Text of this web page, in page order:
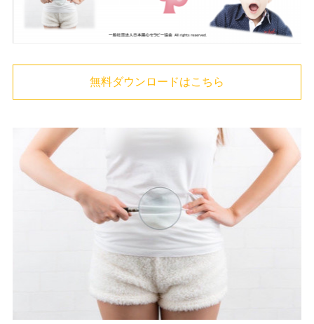
無料ダウンロードはこちら